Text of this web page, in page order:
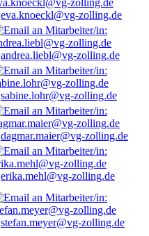
eva.knoeckl@vg-zolling.de
andrea.liebl@vg-zolling.de
sabine.lohr@vg-zolling.de
dagmar.maier@vg-zolling.de
erika.mehl@vg-zolling.de
stefan.meyer@vg-zolling.de